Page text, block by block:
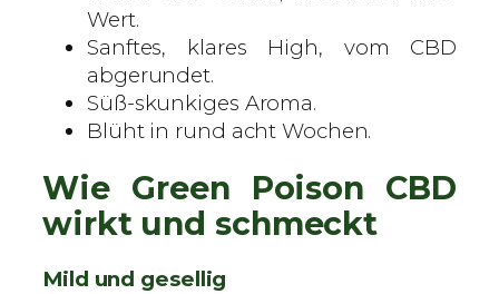
Wert.
Sanftes, klares High, vom CBD
abgerundet.
Süß-skunkiges Aroma.
Blüht in rund acht Wochen.
Wie Green Poison CBD
wirkt und schmeckt
Mild und gesellig